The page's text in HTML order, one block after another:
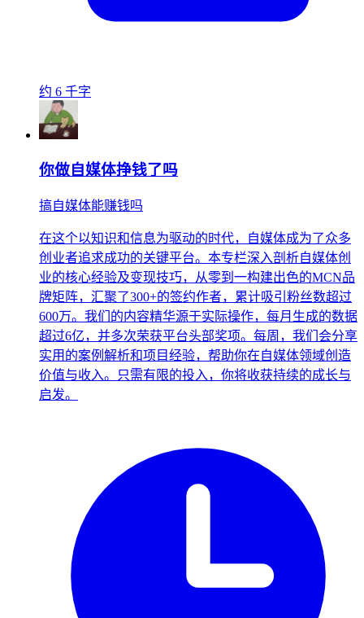
约 6 千字
你做自媒体挣钱了吗
搞自媒体能赚钱吗
在这个以知识和信息为驱动的时代，自媒体成为了众多
创业者追求成功的关键平台。本专栏深入剖析自媒体创
业的核心经验及变现技巧，从零到一构建出色的MCN品
牌矩阵，汇聚了300+的签约作者，累计吸引粉丝数超过
600万。我们的内容精华源于实际操作，每月生成的数据
超过6亿，并多次荣获平台头部奖项。每周，我们会分享
实用的案例解析和项目经验，帮助你在自媒体领域创造
价值与收入。只需有限的投入，你将收获持续的成长与
启发。